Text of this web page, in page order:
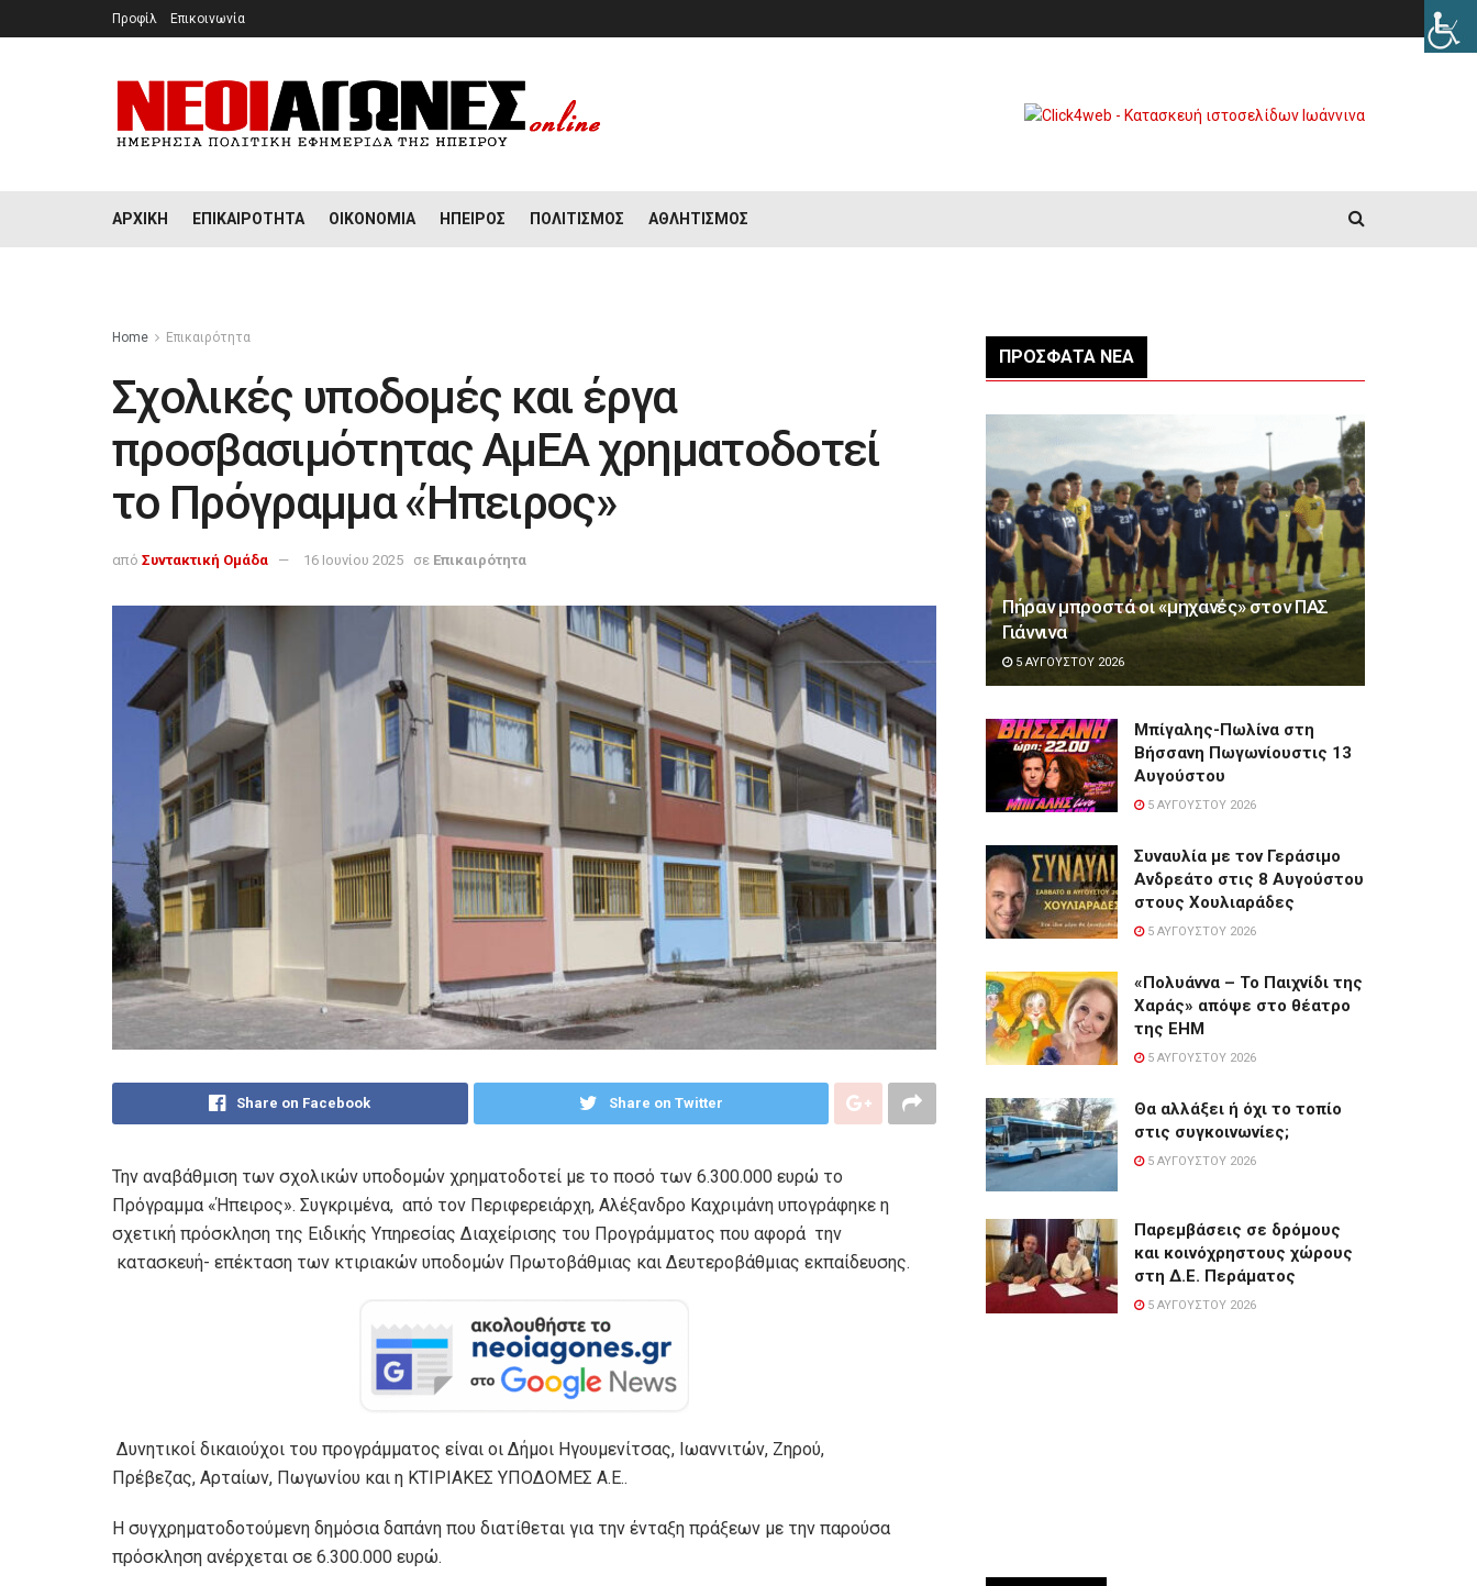
Προφίλ Επικοινωνία
ΑΡΧΙΚΉ ΕΠΙΚΑΙΡΌΤΗΤΑ ΟΙΚΟΝΟΜΊΑ ΉΠΕΙΡΟΣ ΠΟΛΙΤΙΣΜΌΣ ΑΘΛΗΤΙΣΜΌΣ
Home Επικαιρότητα
Σχολικές υποδομές και έργα
προσβασιμότητας ΑμΕΑ χρηματοδοτεί
το Πρόγραμμα «Ήπειρος»
από Συντακτική Ομάδα 16 Ιουνίου 2025 σε Επικαιρότητα
Share on Facebook Share on Twitter
Την αναβάθμιση των σχολικών υποδομών χρηματοδοτεί με το ποσό των 6.300.000 ευρώ το
Πρόγραμμα «Ήπειρος». Συγκριμένα, από τον Περιφερειάρχη, Αλέξανδρο Καχριμάνη υπογράφηκε η
σχετική πρόσκληση της Ειδικής Υπηρεσίας Διαχείρισης του Προγράμματος που αφορά την
κατασκευή- επέκταση των κτιριακών υποδομών Πρωτοβάθμιας και Δευτεροβάθμιας εκπαίδευσης.
Δυνητικοί δικαιούχοι του προγράμματος είναι οι Δήμοι Ηγουμενίτσας, Ιωαννιτών, Ζηρού,
Πρέβεζας, Αρταίων, Πωγωνίου και η ΚΤΙΡΙΑΚΕΣ ΥΠΟΔΟΜΕΣ Α.Ε..
Η συγχρηματοδοτούμενη δημόσια δαπάνη που διατίθεται για την ένταξη πράξεων με την παρούσα
πρόσκληση ανέρχεται σε 6.300.000 ευρώ.
ΠΡΌΣΦΑΤΑ ΝΈΑ
Πήραν μπροστά οι «μηχανές» στον ΠΑΣ
Γιάννινα
5 ΑΥΓΟΎΣΤΟΥ 2026
Μπίγαλης-Πωλίνα στη
Βήσσανη Πωγωνίουστις 13
Αυγούστου
5 ΑΥΓΟΎΣΤΟΥ 2026
Συναυλία με τον Γεράσιμο
Ανδρεάτο στις 8 Αυγούστου
στους Χουλιαράδες
5 ΑΥΓΟΎΣΤΟΥ 2026
«Πολυάννα – Το Παιχνίδι της
Χαράς» απόψε στο θέατρο
της ΕΗΜ
5 ΑΥΓΟΎΣΤΟΥ 2026
Θα αλλάξει ή όχι το τοπίο
στις συγκοινωνίες;
5 ΑΥΓΟΎΣΤΟΥ 2026
Παρεμβάσεις σε δρόμους
και κοινόχρηστους χώρους
στη Δ.Ε. Περάματος
5 ΑΥΓΟΎΣΤΟΥ 2026